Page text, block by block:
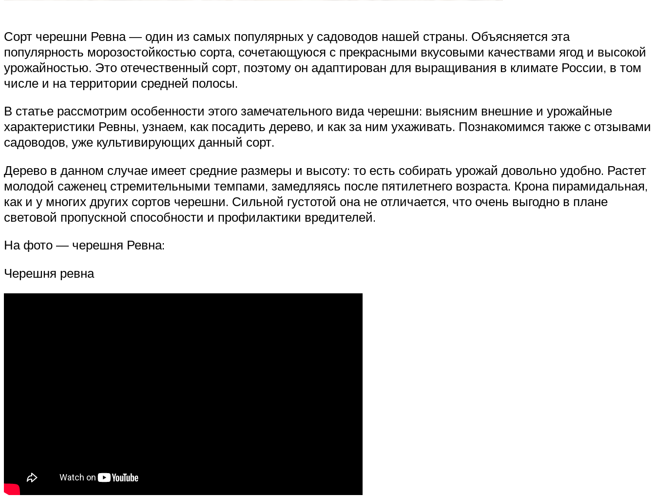
Сорт черешни Ревна — один из самых популярных у садоводов нашей страны. Объясняется эта
популярность морозостойкостью сорта, сочетающуюся с прекрасными вкусовыми качествами ягод и высокой
урожайностью. Это отечественный сорт, поэтому он адаптирован для выращивания в климате России, в том
числе и на территории средней полосы.
В статье рассмотрим особенности этого замечательного вида черешни: выясним внешние и урожайные
характеристики Ревны, узнаем, как посадить дерево, и как за ним ухаживать. Познакомимся также с отзывами
садоводов, уже культивирующих данный сорт.
Дерево в данном случае имеет средние размеры и высоту: то есть собирать урожай довольно удобно. Растет
молодой саженец стремительными темпами, замедляясь после пятилетнего возраста. Крона пирамидальная,
как и у многих других сортов черешни. Сильной густотой она не отличается, что очень выгодно в плане
световой пропускной способности и профилактики вредителей.
На фото — черешня Ревна:
Черешня ревна